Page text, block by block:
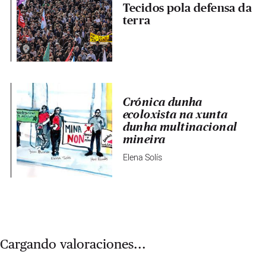
Tecidos pola defensa da
terra
Crónica dunha
ecoloxista na xunta
dunha multinacional
mineira
Elena Solís
Cargando valoraciones...